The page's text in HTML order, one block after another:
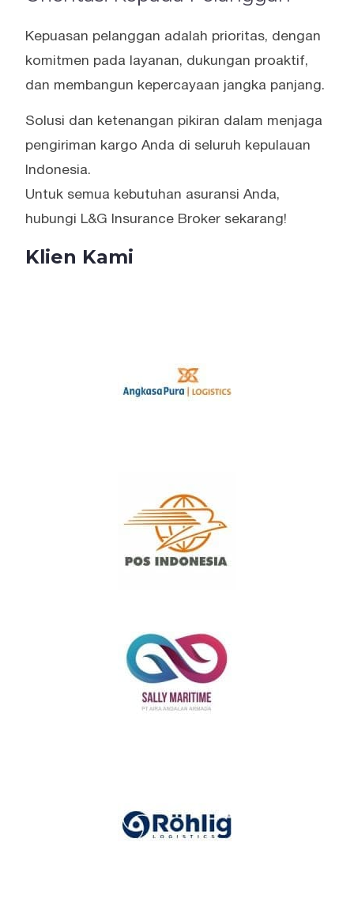
Kepuasan pelanggan adalah prioritas, dengan
komitmen pada layanan, dukungan proaktif,
dan membangun kepercayaan jangka panjang.
Solusi dan ketenangan pikiran dalam menjaga
pengiriman kargo Anda di seluruh kepulauan
Indonesia.
Untuk semua kebutuhan asuransi Anda,
hubungi L&G Insurance Broker sekarang!
Klien Kami